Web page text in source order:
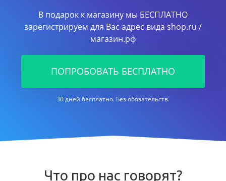
В подарок к магазину мы БЕСПЛАТНО
зарегистрируем для Вас адрес вида shop.ru /
магазин.рф
ПОПРОБОВАТЬ БЕСПЛАТНО
30 дней бесплатно. Без обязательств.
Что про нас говорят?